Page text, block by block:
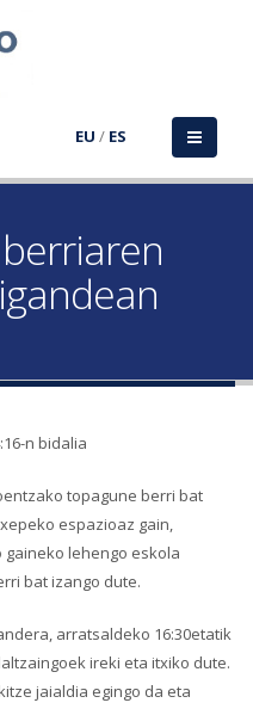
EU / ES
n bidalia
topagune berri bat
espazioaz gain,
lehengo eskola
bat izango dute.
arratsaldeko 16:30etatik
ireki eta itxiko dute.
jaialdia egingo da eta